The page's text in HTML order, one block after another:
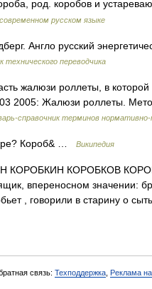
род. коробов и
русском языке
Англо русский
технического переводчика
жалюзи роллеты, в
2005: Жалюзи роллеты.
справочник терминов
Короб& … Википедия
КОРОБКИН КОРОБКОВ
впереносном значении:
, говорили в старину о
связь: Техподдержка Реклама